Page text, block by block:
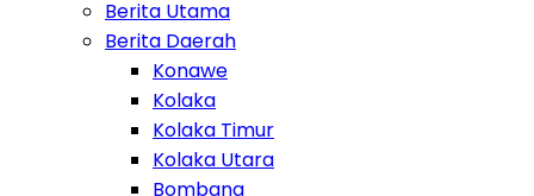
Berita Utama
Berita Daerah
Konawe
Kolaka
Kolaka Timur
Kolaka Utara
Bombana